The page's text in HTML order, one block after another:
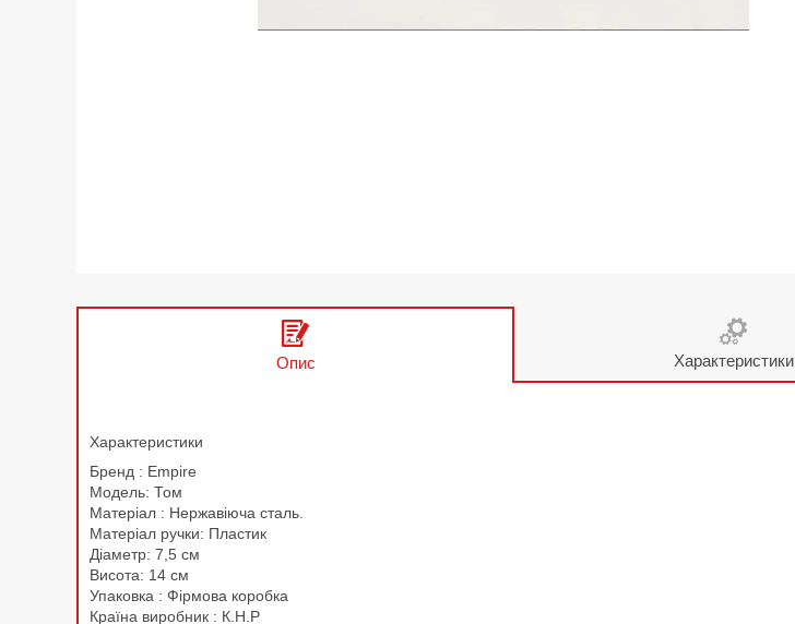
Опис Характеристики
Характеристики
Бренд : Empire
Модель: Том
Матеріал : Нержавіюча сталь.
Матеріал ручки: Пластик
Діаметр: 7,5 см
Висота: 14 см
Упаковка : Фірмова коробка
Країна виробник : К.Н.Р